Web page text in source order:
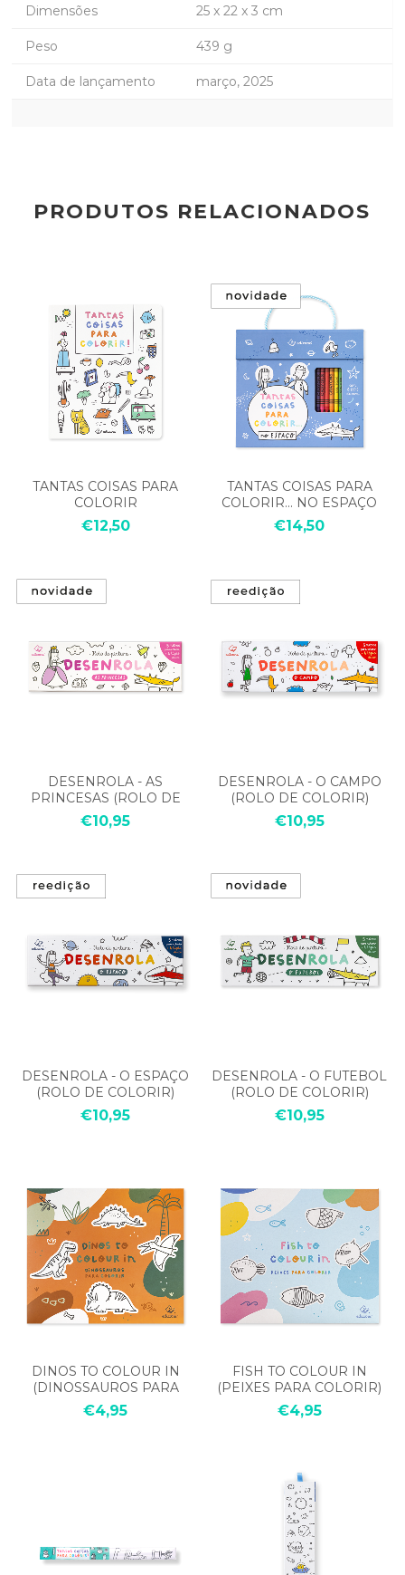
Dimensões 25 x 22 x 3 cm
Peso 439 g
Data de lançamento março, 2025
PRODUTOS RELACIONADOS
TANTAS COISAS PARA
COLORIR
€12,50
TANTAS COISAS PARA
COLORIR... NO ESPAÇO
€14,50
DESENROLA - AS
PRINCESAS (ROLO DE
COLORIR)
€10,95
DESENROLA - O CAMPO
(ROLO DE COLORIR)
€10,95
DESENROLA - O ESPAÇO
(ROLO DE COLORIR)
€10,95
DESENROLA - O FUTEBOL
(ROLO DE COLORIR)
€10,95
DINOS TO COLOUR IN
(DINOSSAUROS PARA
COLORIR)
€4,95
FISH TO COLOUR IN
(PEIXES PARA COLORIR)
€4,95